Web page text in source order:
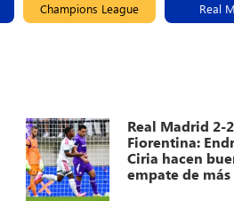
Champions League Real
Real Madrid 2-2
Fiorentina:
Ciria hacen
empate de